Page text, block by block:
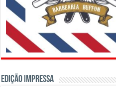
Edição Impressa